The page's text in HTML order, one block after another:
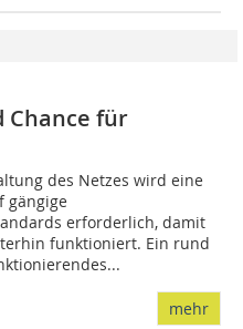
Chance für
des Netzes wird eine
gängige
erforderlich, damit
funktioniert. Ein rund
mehr